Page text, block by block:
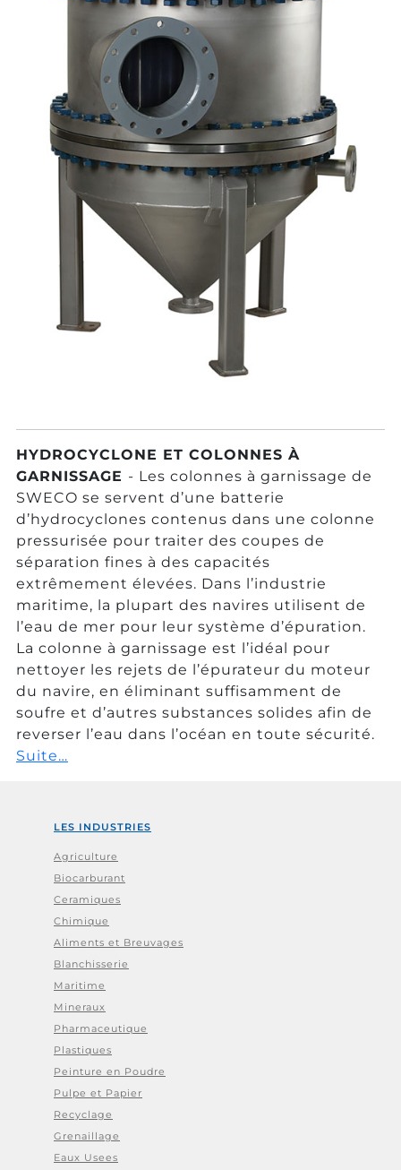
HYDROCYCLONE ET COLONNES À
GARNISSAGE - Les colonnes à garnissage de
SWECO se servent d’une batterie
d’hydrocyclones contenus dans une colonne
pressurisée pour traiter des coupes de
séparation fines à des capacités
extrêmement élevées. Dans l’industrie
maritime, la plupart des navires utilisent de
l’eau de mer pour leur système d’épuration.
La colonne à garnissage est l’idéal pour
nettoyer les rejets de l’épurateur du moteur
du navire, en éliminant suffisamment de
soufre et d’autres substances solides afin de
reverser l’eau dans l’océan en toute sécurité.
Suite…
LES INDUSTRIES
Agriculture
Biocarburant
Ceramiques
Chimique
Aliments et Breuvages
Blanchisserie
Maritime
Mineraux
Pharmaceutique
Plastiques
Peinture en Poudre
Pulpe et Papier
Recyclage
Grenaillage
Eaux Usees